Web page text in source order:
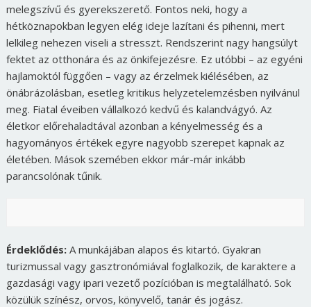
melegszívű és gyerekszerető. Fontos neki, hogy a
hétköznapokban legyen elég ideje lazítani és pihenni, mert
lelkileg nehezen viseli a stresszt. Rendszerint nagy hangsúlyt
fektet az otthonára és az önkifejezésre. Ez utóbbi – az egyéni
hajlamoktól függően – vagy az érzelmek kiélésében, az
önábrázolásban, esetleg kritikus helyzetelemzésben nyilvánul
meg. Fiatal éveiben vállalkozó kedvű és kalandvágyó. Az
életkor előrehaladtával azonban a kényelmesség és a
hagyományos értékek egyre nagyobb szerepet kapnak az
életében. Mások szemében ekkor már-már inkább
parancsolónak tűnik.
Érdeklődés:A munkájában alapos és kitartó. Gyakran
turizmussal vagy gasztronómiával foglalkozik, de karaktere a
gazdasági vagy ipari vezető pozícióban is megtalálható. Sok
közülük színész, orvos, könyvelő, tanár és jogász.